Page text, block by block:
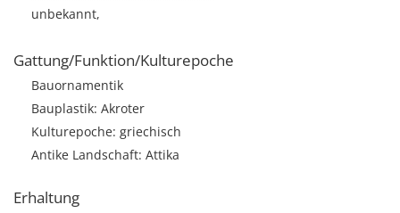
unbekannt,
Gattung/Funktion/Kulturepoche
Bauornamentik
Bauplastik: Akroter
Kulturepoche: griechisch
Antike Landschaft: Attika
Erhaltung